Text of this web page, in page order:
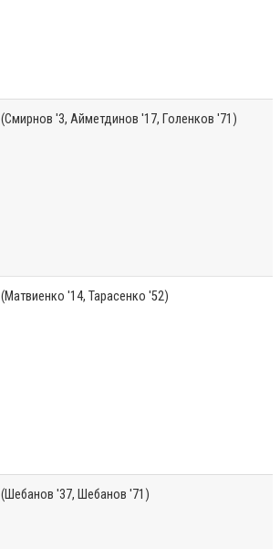
(Смирнов '3, Айметдинов '17, Голенков '71)
(Матвиенко '14, Тарасенко '52)
(Шебанов '37, Шебанов '71)